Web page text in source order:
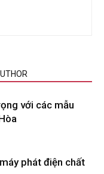
với các mẫu
phát điện chất